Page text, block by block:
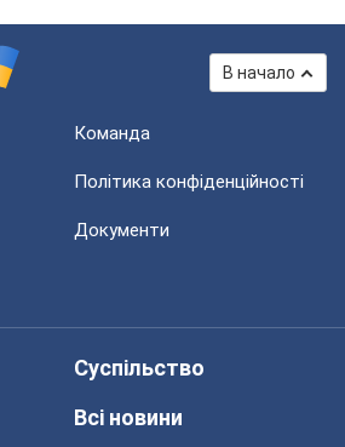
В начало
Команда
Політика конфіденційності
Документи
Суспільство
Всі новини